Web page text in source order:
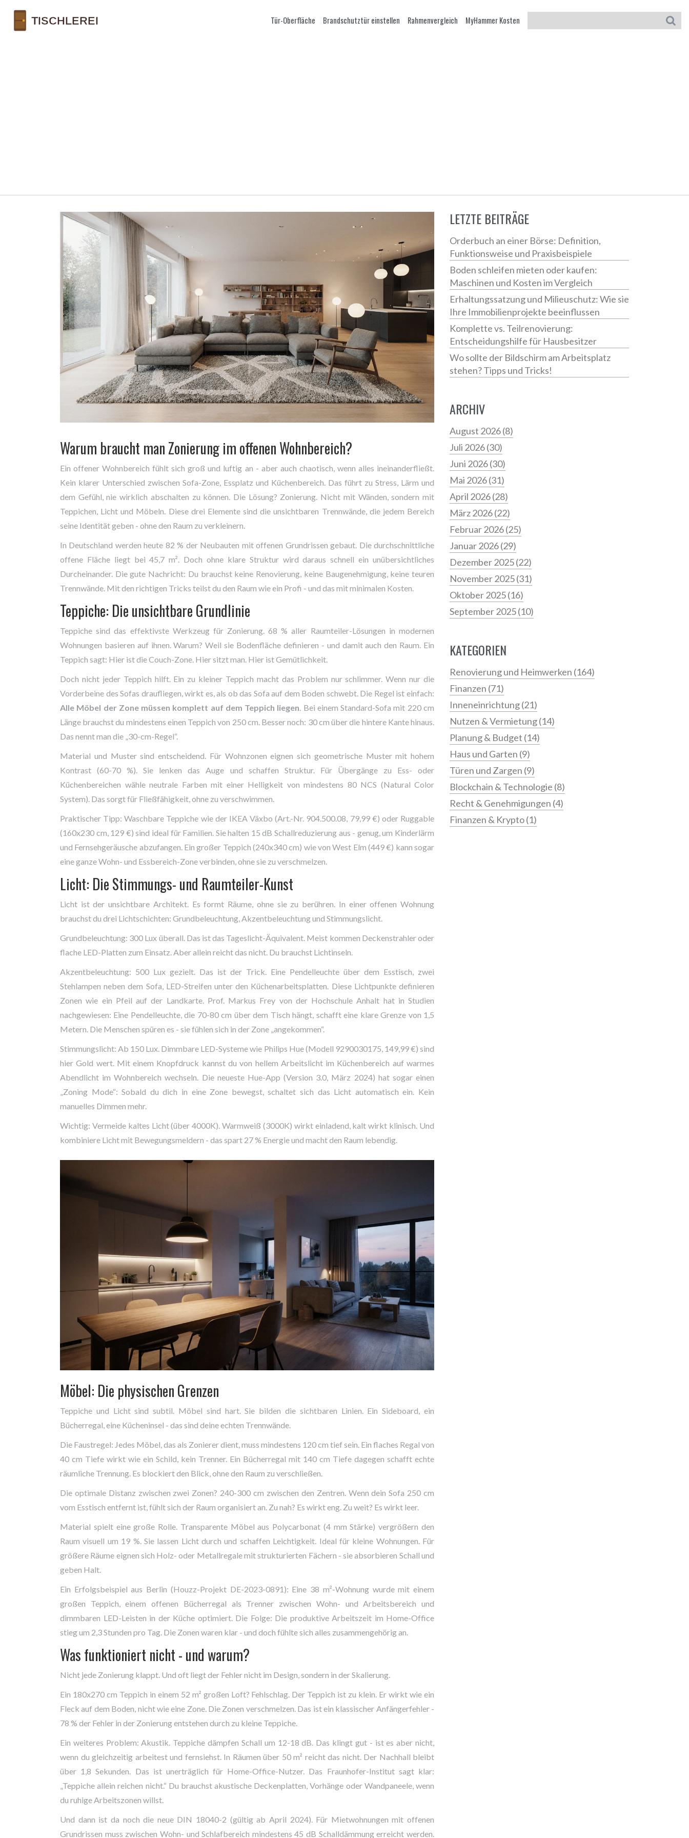
Tür-Oberfläche Brandschutztür einstellen Rahmenvergleich MyHammer Kosten
Warum braucht man Zonierung im offenen Wohnbereich?
Ein offener Wohnbereich fühlt sich groß und luftig an - aber auch chaotisch, wenn alles ineinanderfließt.
Kein klarer Unterschied zwischen Sofa-Zone, Essplatz und Küchenbereich. Das führt zu Stress, Lärm und
dem Gefühl, nie wirklich abschalten zu können. Die Lösung? Zonierung. Nicht mit Wänden, sondern mit
Teppichen, Licht und Möbeln. Diese drei Elemente sind die unsichtbaren Trennwände, die jedem Bereich
seine Identität geben - ohne den Raum zu verkleinern.
In Deutschland werden heute 82 % der Neubauten mit offenen Grundrissen gebaut. Die durchschnittliche
offene Fläche liegt bei 45,7 m². Doch ohne klare Struktur wird daraus schnell ein unübersichtliches
Durcheinander. Die gute Nachricht: Du brauchst keine Renovierung, keine Baugenehmigung, keine teuren
Trennwände. Mit den richtigen Tricks teilst du den Raum wie ein Profi - und das mit minimalen Kosten.
Teppiche: Die unsichtbare Grundlinie
Teppiche sind das effektivste Werkzeug für Zonierung. 68 % aller Raumteiler-Lösungen in modernen
Wohnungen basieren auf ihnen. Warum? Weil sie Bodenfläche definieren - und damit auch den Raum. Ein
Teppich sagt: Hier ist die Couch-Zone. Hier sitzt man. Hier ist Gemütlichkeit.
Doch nicht jeder Teppich hilft. Ein zu kleiner Teppich macht das Problem nur schlimmer. Wenn nur die
Vorderbeine des Sofas draufliegen, wirkt es, als ob das Sofa auf dem Boden schwebt. Die Regel ist einfach:
Alle Möbel der Zone müssen komplett auf dem Teppich liegen . Bei einem Standard-Sofa mit 220 cm
Länge brauchst du mindestens einen Teppich von 250 cm. Besser noch: 30 cm über die hintere Kante hinaus.
Das nennt man die „30-cm-Regel“.
Material und Muster sind entscheidend. Für Wohnzonen eignen sich geometrische Muster mit hohem
Kontrast (60-70 %). Sie lenken das Auge und schaffen Struktur. Für Übergänge zu Ess- oder
Küchenbereichen wähle neutrale Farben mit einer Helligkeit von mindestens 80 NCS (Natural Color
System). Das sorgt für Fließfähigkeit, ohne zu verschwimmen.
Praktischer Tipp: Waschbare Teppiche wie der IKEA Växbo (Art.-Nr. 904.500.08, 79,99 €) oder Ruggable
(160x230 cm, 129 €) sind ideal für Familien. Sie halten 15 dB Schallreduzierung aus - genug, um Kinderlärm
und Fernsehgeräusche abzufangen. Ein großer Teppich (240x340 cm) wie von West Elm (449 €) kann sogar
eine ganze Wohn- und Essbereich-Zone verbinden, ohne sie zu verschmelzen.
Licht: Die Stimmungs- und Raumteiler-Kunst
Licht ist der unsichtbare Architekt. Es formt Räume, ohne sie zu berühren. In einer offenen Wohnung
brauchst du drei Lichtschichten: Grundbeleuchtung, Akzentbeleuchtung und Stimmungslicht.
Grundbeleuchtung: 300 Lux überall. Das ist das Tageslicht-Äquivalent. Meist kommen Deckenstrahler oder
flache LED-Platten zum Einsatz. Aber allein reicht das nicht. Du brauchst Lichtinseln.
Akzentbeleuchtung: 500 Lux gezielt. Das ist der Trick. Eine Pendelleuchte über dem Esstisch, zwei
Stehlampen neben dem Sofa, LED-Streifen unter den Küchenarbeitsplatten. Diese Lichtpunkte definieren
Zonen wie ein Pfeil auf der Landkarte. Prof. Markus Frey von der Hochschule Anhalt hat in Studien
nachgewiesen: Eine Pendelleuchte, die 70-80 cm über dem Tisch hängt, schafft eine klare Grenze von 1,5
Metern. Die Menschen spüren es - sie fühlen sich in der Zone „angekommen“.
Stimmungslicht: Ab 150 Lux. Dimmbare LED-Systeme wie Philips Hue (Modell 9290030175, 149,99 €) sind
hier Gold wert. Mit einem Knopfdruck kannst du von hellem Arbeitslicht im Küchenbereich auf warmes
Abendlicht im Wohnbereich wechseln. Die neueste Hue-App (Version 3.0, März 2024) hat sogar einen
„Zoning Mode“: Sobald du dich in eine Zone bewegst, schaltet sich das Licht automatisch ein. Kein
manuelles Dimmen mehr.
Wichtig: Vermeide kaltes Licht (über 4000K). Warmweiß (3000K) wirkt einladend, kalt wirkt klinisch. Und
kombiniere Licht mit Bewegungsmeldern - das spart 27 % Energie und macht den Raum lebendig.
Möbel: Die physischen Grenzen
Teppiche und Licht sind subtil. Möbel sind hart. Sie bilden die sichtbaren Linien. Ein Sideboard, ein
Bücherregal, eine Kücheninsel - das sind deine echten Trennwände.
Die Faustregel: Jedes Möbel, das als Zonierer dient, muss mindestens 120 cm tief sein. Ein flaches Regal von
40 cm Tiefe wirkt wie ein Schild, kein Trenner. Ein Bücherregal mit 140 cm Tiefe dagegen schafft echte
räumliche Trennung. Es blockiert den Blick, ohne den Raum zu verschließen.
Die optimale Distanz zwischen zwei Zonen? 240-300 cm zwischen den Zentren. Wenn dein Sofa 250 cm
vom Esstisch entfernt ist, fühlt sich der Raum organisiert an. Zu nah? Es wirkt eng. Zu weit? Es wirkt leer.
Material spielt eine große Rolle. Transparente Möbel aus Polycarbonat (4 mm Stärke) vergrößern den
Raum visuell um 19 %. Sie lassen Licht durch und schaffen Leichtigkeit. Ideal für kleine Wohnungen. Für
größere Räume eignen sich Holz- oder Metallregale mit strukturierten Fächern - sie absorbieren Schall und
geben Halt.
Ein Erfolgsbeispiel aus Berlin (Houzz-Projekt DE-2023-0891): Eine 38 m²-Wohnung wurde mit einem
großen Teppich, einem offenen Bücherregal als Trenner zwischen Wohn- und Arbeitsbereich und
dimmbaren LED-Leisten in der Küche optimiert. Die Folge: Die produktive Arbeitszeit im Home-Office
stieg um 2,3 Stunden pro Tag. Die Zonen waren klar - und doch fühlte sich alles zusammengehörig an.
Was funktioniert nicht - und warum?
Nicht jede Zonierung klappt. Und oft liegt der Fehler nicht im Design, sondern in der Skalierung.
Ein 180x270 cm Teppich in einem 52 m² großen Loft? Fehlschlag. Der Teppich ist zu klein. Er wirkt wie ein
Fleck auf dem Boden, nicht wie eine Zone. Die Zonen verschmelzen. Das ist ein klassischer Anfängerfehler -
78 % der Fehler in der Zonierung entstehen durch zu kleine Teppiche.
Ein weiteres Problem: Akustik. Teppiche dämpfen Schall um 12-18 dB. Das klingt gut - ist es aber nicht,
wenn du gleichzeitig arbeitest und fernsiehst. In Räumen über 50 m² reicht das nicht. Der Nachhall bleibt
über 1,8 Sekunden. Das ist unerträglich für Home-Office-Nutzer. Das Fraunhofer-Institut sagt klar:
„Teppiche allein reichen nicht.“ Du brauchst akustische Deckenplatten, Vorhänge oder Wandpaneele, wenn
du ruhige Arbeitszonen willst.
Und dann ist da noch die neue DIN 18040-2 (gültig ab April 2024). Für Mietwohnungen mit offenen
Grundrissen muss zwischen Wohn- und Schlafbereich mindestens 45 dB Schalldämmung erreicht werden.
LETZTE BEITRÄGE
Orderbuch an einer Börse: Definition,
Funktionsweise und Praxisbeispiele
Boden schleifen mieten oder kaufen:
Maschinen und Kosten im Vergleich
Erhaltungssatzung und Milieuschutz: Wie sie
Ihre Immobilienprojekte beeinflussen
Komplette vs. Teilrenovierung:
Entscheidungshilfe für Hausbesitzer
Wo sollte der Bildschirm am Arbeitsplatz
stehen? Tipps und Tricks!
ARCHIV
August 2026(8)
Juli 2026(30)
Juni 2026(30)
Mai 2026(31)
April 2026(28)
März 2026(22)
Februar 2026(25)
Januar 2026(29)
Dezember 2025(22)
November 2025(31)
Oktober 2025(16)
September 2025(10)
KATEGORIEN
Renovierung und Heimwerken (164)
Finanzen (71)
Inneneinrichtung(21)
Nutzen & Vermietung(14)
Planung & Budget (14)
Haus und Garten (9)
Türen und Zargen (9)
Blockchain & Technologie (8)
Recht & Genehmigungen (4)
Finanzen & Krypto(1)